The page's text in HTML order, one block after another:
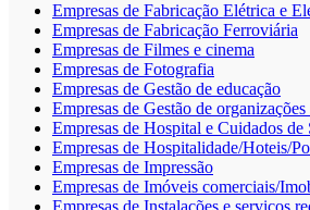
Empresas de Fabricação Elétrica e
Empresas de Fabricação Ferroviária
Empresas de Filmes e cinema
Empresas de Fotografia
Empresas de Gestão de educação
Empresas de Gestão de
Empresas de Hospital e Cuidados de
Empresas de Hospitalidade/Hoteis/
Empresas de Impressão
Empresas de Imóveis comerciais/